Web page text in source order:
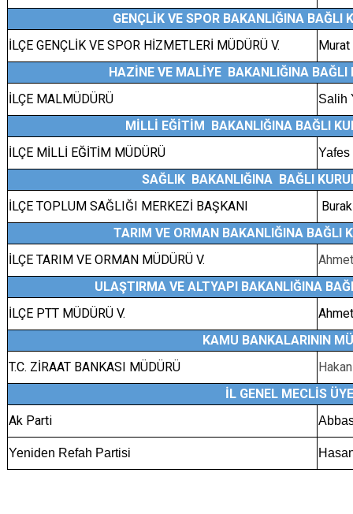
GENÇLİK VE SPOR BAKANLIĞINA BAĞLI
İLÇE GENÇLİK VE SPOR HİZMETLERİ MÜDÜRÜ V.
Murat
HAZİNE VE MALİYE BAKANLIĞINA BAĞLI
İLÇE MALMÜDÜRÜ
Salih
MİLLİ EĞİTİM BAKANLIĞINA BAĞLI
İLÇE MİLLİ EĞİTİM MÜDÜRÜ
Yafes
SAĞLIK BAKANLIĞINA BAĞLI
İLÇE TOPLUM SAĞLIĞI MERKEZİ BAŞKANI
TARIM VE ORMAN BAKANLIĞINA BAĞLI
İLÇE TARIM VE ORMAN MÜDÜRÜ V.
ULAŞTIRMA VE ALTYAPI BAKANLIĞINA
İLÇE PTT MÜDÜRÜ V.
KAMU BANKALARININ
T.C. ZİRAAT BANKASI MÜDÜRÜ
İL GENEL MECLİS
Ak Parti
Yeniden Refah Partisi